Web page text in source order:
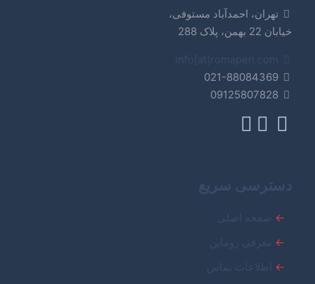
تهران، احمدآباد مستوفی،
خیابان 22 بهمن، پلاک 288
021-88084369
09125807828
دسترسی سریع
← صفحه اصلی
← معرفی روماپن
← اطلاعات تماس